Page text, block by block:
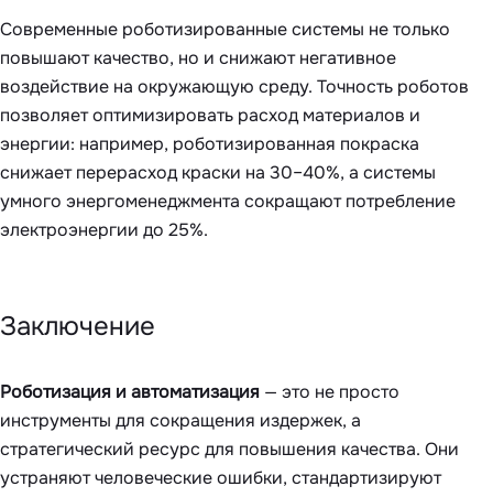
Современные роботизированные системы не только
повышают качество, но и снижают негативное
воздействие на окружающую среду. Точность роботов
позволяет оптимизировать расход материалов и
энергии: например, роботизированная покраска
снижает перерасход краски на 30–40%, а системы
умного энергоменеджмента сокращают потребление
электроэнергии до 25%.
Заключение
Роботизация и автоматизация — это не просто
инструменты для сокращения издержек, а
стратегический ресурс для повышения качества. Они
устраняют человеческие ошибки, стандартизируют